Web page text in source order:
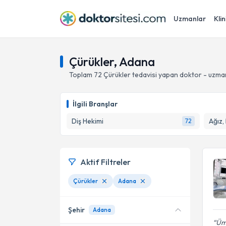
Uzmanlar
Çürükler, Adana
Toplam 72 Çürüklertedavisi yapan doktor -
İlgili Branşlar
Diş Hekimi
72
Aktif Filtreler
Çürükler Adana
Şehir Adana